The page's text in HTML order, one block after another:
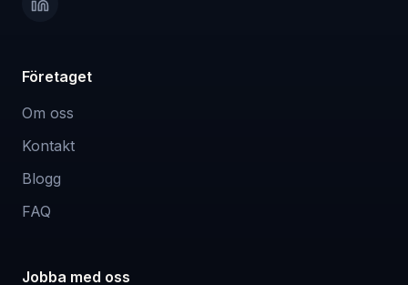
Företaget
Om oss
Kontakt
Blogg
FAQ
Jobba med oss